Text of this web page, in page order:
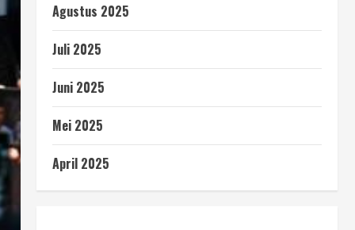
Agustus 2025
Juli 2025
Juni 2025
Mei 2025
April 2025